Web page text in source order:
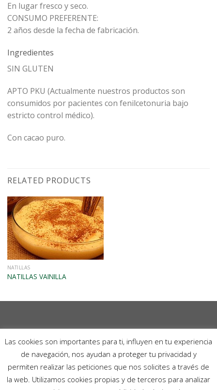
En lugar fresco y seco.
CONSUMO PREFERENTE:
2 años desde la fecha de fabricación.
Ingredientes
SIN GLUTEN
APTO PKU (Actualmente nuestros productos son
consumidos por pacientes con fenilcetonuria bajo
estricto control médico).
Con cacao puro.
RELATED PRODUCTS
NATILLAS
NATILLAS VAINILLA
–
POLÍTICA DE PRIVACIDAD
CONDICIONES GENERALES DE COMPRA
POLÍTICA DE PRIVACIDAD EN REDES
SOCIALES
Las cookies son importantes para ti, influyen en tu experiencia
de navegación, nos ayudan a proteger tu privacidad y
permiten realizar las peticiones que nos solicites a través de
la web. Utilizamos cookies propias y de terceros para analizar